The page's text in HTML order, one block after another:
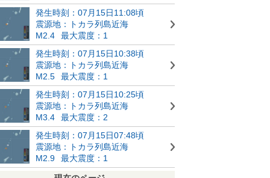
発生時刻：07月15日11:08頃
震源地：トカラ列島近海
M2.4
最大震度：1
発生時刻：07月15日10:38頃
震源地：トカラ列島近海
M2.5
最大震度：1
発生時刻：07月15日10:25頃
震源地：トカラ列島近海
M3.4
最大震度：2
発生時刻：07月15日07:48頃
震源地：トカラ列島近海
M2.9
最大震度：1